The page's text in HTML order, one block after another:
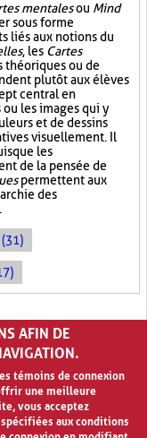
mentalesou Mind
sous forme
liés aux notions du
, les Cartes
théoriques ou de
plutôt aux élèves
central en
les images qui y
et de dessins
visuellement. Il
les
de la pensée de
permettent aux
des
AFIN DE
témoins de connexion
une meilleure
vous acceptez
aux conditions